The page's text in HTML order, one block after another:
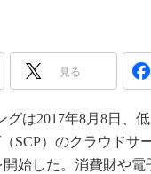
EdgeTech+
日本ものづく
AUTOMOTIVE
産業オープン
3D
デ
見る
は2017年8月8日、
SCP）のクラウドサ
始した。消費財や